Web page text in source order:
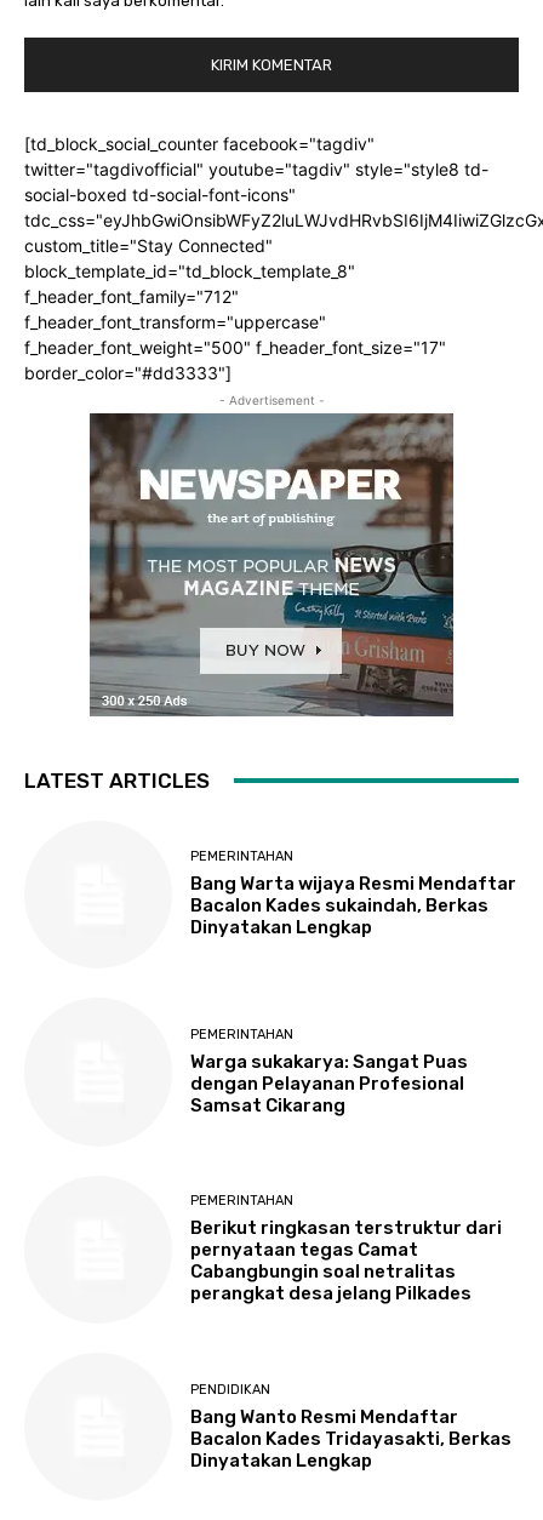
[td_block_social_counter facebook="tagdiv"
twitter="tagdivofficial" youtube="tagdiv" style="style8 td-
social-boxed td-social-font-icons"
custom_title="Stay Connected"
block_template_id="td_block_template_8"
f_header_font_family="712"
f_header_font_transform="uppercase"
f_header_font_weight="500" f_header_font_size="17"
border_color="#dd3333"]
- Advertisement -
LATEST ARTICLES
PEMERINTAHAN
Bang Warta wijaya Resmi Mendaftar
Bacalon Kades sukaindah, Berkas
Dinyatakan Lengkap
PEMERINTAHAN
Warga sukakarya: Sangat Puas
dengan Pelayanan Profesional
Samsat Cikarang
PEMERINTAHAN
Berikut ringkasan terstruktur dari
pernyataan tegas Camat
Cabangbungin soal netralitas
perangkat desa jelang Pilkades
PENDIDIKAN
Bang Wanto Resmi Mendaftar
Bacalon Kades Tridayasakti, Berkas
Dinyatakan Lengkap